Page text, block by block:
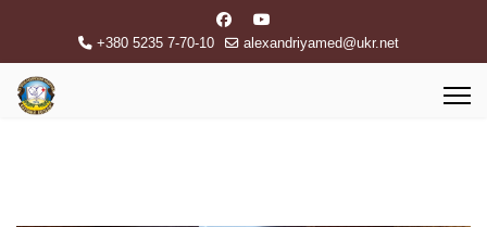
+380 5235 7-70-10 alexandriyamed@ukr.net